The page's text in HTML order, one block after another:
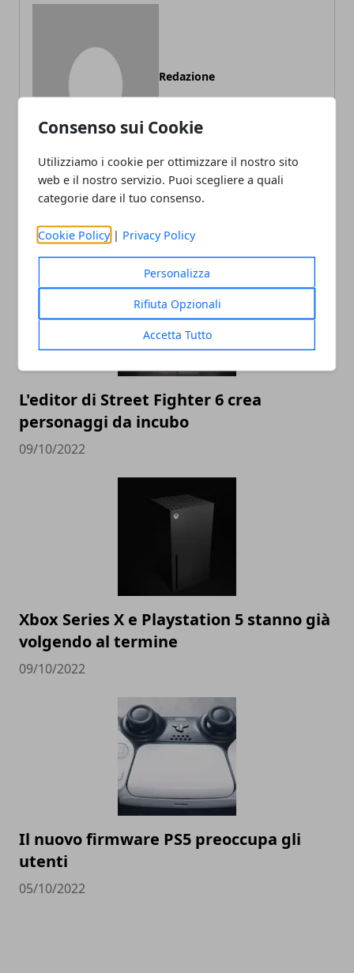
Consenso sui Cookie
Utilizziamo i cookie per ottimizzare il nostro sito
web e il nostro servizio. Puoi scegliere a quali
categorie dare il tuo consenso.
Cookie Policy | Privacy Policy
Personalizza
Rifiuta Opzionali
Accetta Tutto
Redazione
ARTICOLI CORRELATI
L'editor di Street Fighter 6 crea
personaggi da incubo
09/10/2022
Xbox Series X e Playstation 5 stanno già
volgendo al termine
09/10/2022
Il nuovo firmware PS5 preoccupa gli
utenti
05/10/2022